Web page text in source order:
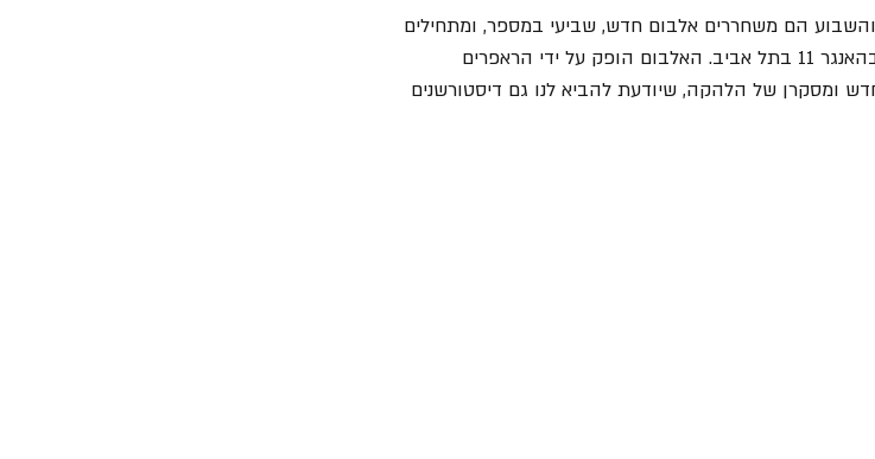
והשבוע הם משחררים אלבום חדש, שביעי במספר, ומתחילים
להתכונן למופע השנתי שלהם ב-2 בינואר 2025, בהאנגר 11 בתל אביב. האלבום הופק על ידי הראפרים
ומסקרן של הלהקה, שיודעת להביא לנו גם דיסטורשנים